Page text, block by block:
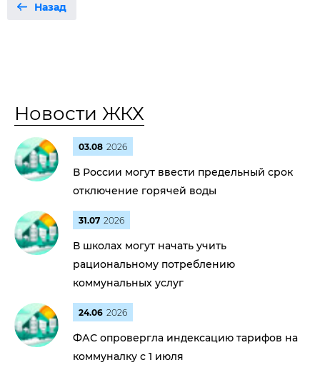
Назад
Новости ЖКХ
03.08 2026
В России могут ввести предельный срок
отключение горячей воды
31.07 2026
В школах могут начать учить
рациональному потреблению
коммунальных услуг
24.06 2026
ФАС опровергла индексацию тарифов на
коммуналку с 1 июля